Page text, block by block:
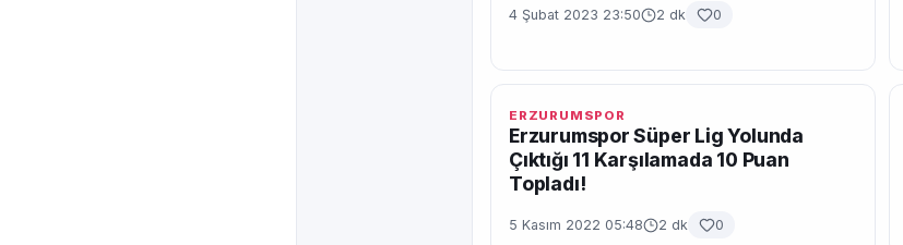
4 Şubat 2023 23:50 2 dk 0
ERZURUMSPOR
Erzurumspor Süper Lig Yolunda
Çıktığı 11 Karşılamada 10 Puan
Topladı!
5 Kasım 2022 05:48 2 dk 0